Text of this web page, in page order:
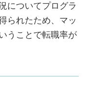
についてプログラ
られたため、マッ
うことで転職率が